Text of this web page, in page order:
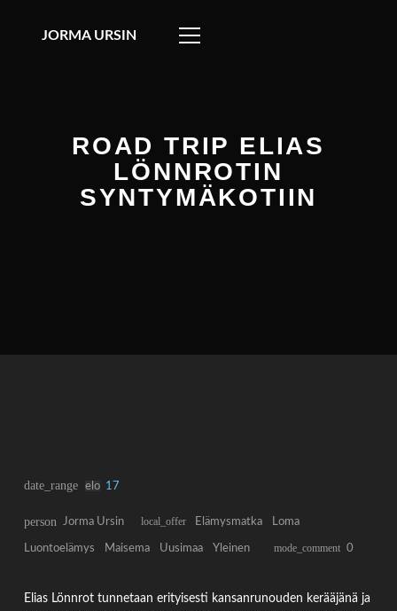
JORMA URSIN
ROAD TRIP ELIAS
LÖNNROTIN
SYNTYMÄKOTIIN
date_range elo 17
person Jorma Ursin local_offer Elämysmatka Loma
Luontoelämys Maisema Uusimaa Yleinen mode_comment 0
Elias Lönnrot tunnetaan erityisesti kansanrunouden kerääjänä ja